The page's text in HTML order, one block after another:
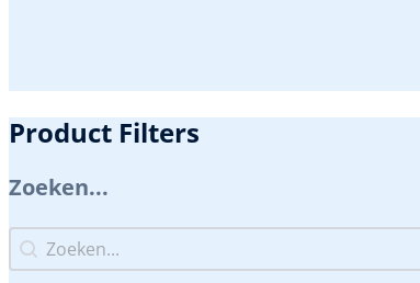
Product Filters
Zoeken...
Zoeken...
Zoeken...